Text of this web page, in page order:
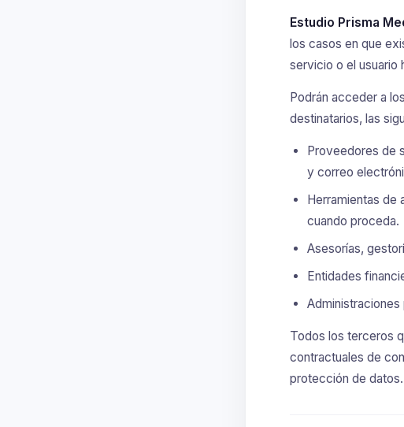
Estudio Prisma
los casos en que
servicio o el usuario
Podrán acceder a
destinatarios, las
Proveedores de
y correo
Herramientas de
cuando proceda.
Asesorías,
Entidades
Todos los terceros
contractuales de
protección de datos.